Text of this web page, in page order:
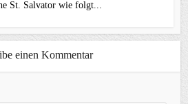
St. Salvator wie folgt...
einen Kommentar